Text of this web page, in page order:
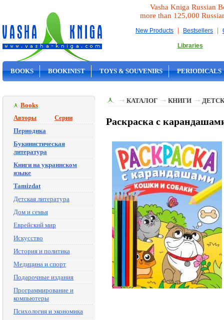
Vasha Kniga Russian
more than 125,000
New Products | Bestsellers |
Libraries
BOOKS BOOKINIST TOYS & SOUVENIRS PERIODICALS
Books
Авторы
Серии
Периодика
Букинистическая
литература
Книги на украинском
языке
Tamizdat
Детская литература
Дом и семья
Еврейский мир
Искусство
История и политика
Медицина и спорт
Подарочные издания
Программирование и
компьютеры
Психология и экономика
КАТАЛОГ КНИГИ
Раскраска с